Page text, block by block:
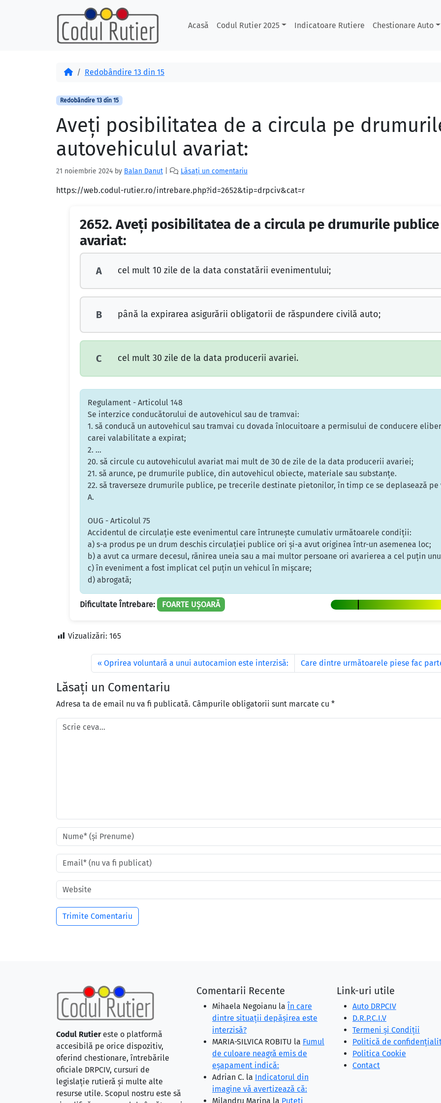
Acasă Codul Rutier 2025 Indicatoare Rutiere Chestionare Auto
AcasăRedobândire 13 din 15
Redobândire 13 din 15
Aveţi posibilitatea de a circula pe
autovehiculul avariat:
21 noiembrie 2024 by Balan Danut Lăsați un comentariu
https://web.codul-rutier.ro/intrebare.php?id=2652&tip=drpciv&cat=r
2652. Aveţi posibilitatea de a circula pe drumurile
avariat:
A cel mult 10 zile de la data constatării evenimentului;
B până la expirarea asigurării obligatorii de răspundere civilă auto;
C cel mult 30 zile de la data producerii avariei.
Regulament - Articolul 148
Se interzice conducătorului de autovehicul sau de tramvai:
1. să conducă un autovehicul sau tramvai cu dovada înlocuitoare a permisului de conducere
carei valabilitate a expirat;
2. ...
20. să circule cu autovehiculul avariat mai mult de 30 de zile de la data producerii avariei;
21. să arunce, pe drumurile publice, din autovehicul obiecte, materiale sau substanţe.
22. să traverseze drumurile publice, pe trecerile destinate pietonilor, în timp ce se deplasează pe
A.
OUG - Articolul 75
Accidentul de circulaţie este evenimentul care întruneşte cumulativ următoarele condiţii:
a) s-a produs pe un drum deschis circulaţiei publice ori şi-a avut originea într-un asemenea loc;
b) a avut ca urmare decesul, rănirea uneia sau a mai multor persoane ori avarierea a cel puţin
c) în eveniment a fost implicat cel puţin un vehicul în mişcare;
d) abrogată;
Dificultate Întrebare: FOARTE UȘOARĂ
Vizualizări: 165
Oprirea voluntară a unui autocamion este interzisă: Care dintre următoarele piese fac
Lăsați un Comentariu
Adresa ta de email nu va fi publicată. Câmpurile obligatorii sunt marcate cu *
Codul Rutiereste o platformă
accesibilă pe orice dispozitiv,
oferind chestionare, întrebările
oficiale DRPCIV, cursuri de
legislație rutieră și multe alte
resurse utile. Scopul nostru este să
Comentarii Recente
Mihaela Negoianu la În care
dintre situaţii depăşirea este
interzisă?
MARIA-SILVICA ROBITU la Fumul
de culoare neagră emis de
eşapament indică:
Adrian C. la Indicatorul din
imagine vă avertizează că:
Milandru Marina la Puteţi
Link-uri utile
Auto DRPCIV
D.R.P.C.I.V
Termeni și Condiții
Politică de
Politica Cookie
Contact